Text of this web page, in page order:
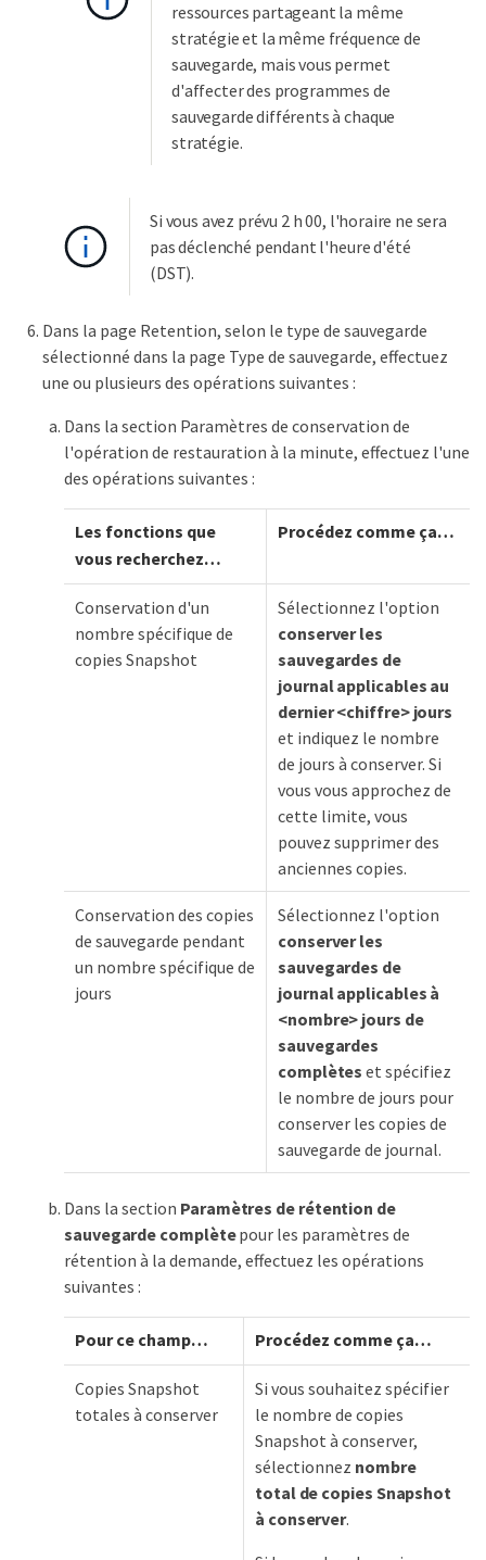
ressources partageant la même
stratégie et la même fréquence de
sauvegarde, mais vous permet
d'affecter des programmes de
sauvegarde différents à chaque
stratégie.
Si vous avez prévu 2 h 00, l'horaire ne sera
pas déclenché pendant l'heure d'été
(DST).
Dans la page Retention, selon le type de sauvegarde
sélectionné dans la page Type de sauvegarde, effectuez
une ou plusieurs des opérations suivantes :
Dans la section Paramètres de conservation de
l'opération de restauration à la minute, effectuez l'une
des opérations suivantes :
Les fonctions que
vous recherchez…​
Procédez comme ça…​
Conservation d'un
nombre spécifique de
copies Snapshot
Sélectionnez l'option
conserver les
sauvegardes de
journal applicables au
dernier <chiffre> jours
et indiquez le nombre
de jours à conserver. Si
vous vous approchez de
cette limite, vous
pouvez supprimer des
anciennes copies.
Conservation des copies
de sauvegarde pendant
un nombre spécifique de
jours
Sélectionnez l'option
conserver les
sauvegardes de
journal applicables à
<nombre> jours de
sauvegardes
complètes et spécifiez
le nombre de jours pour
conserver les copies de
sauvegarde de journal.
Dans la section Paramètres de rétention de
sauvegarde complètepour les paramètres de
rétention à la demande, effectuez les opérations
suivantes :
Pour ce champ…​ Procédez comme ça…​
Copies Snapshot
totales à conserver
Si vous souhaitez spécifier
le nombre de copies
Snapshot à conserver,
sélectionnez nombre
total de copies Snapshot
à conserver.